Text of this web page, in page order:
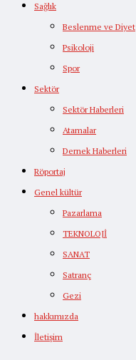
Sağlık
Beslenme ve Diyet
Psikoloji
Spor
Sektör
Sektör Haberleri
Atamalar
Dernek Haberleri
Röportaj
Genel kültür
Pazarlama
TEKNOLOJİ
SANAT
Satranç
Gezi
hakkımızda
İletişim